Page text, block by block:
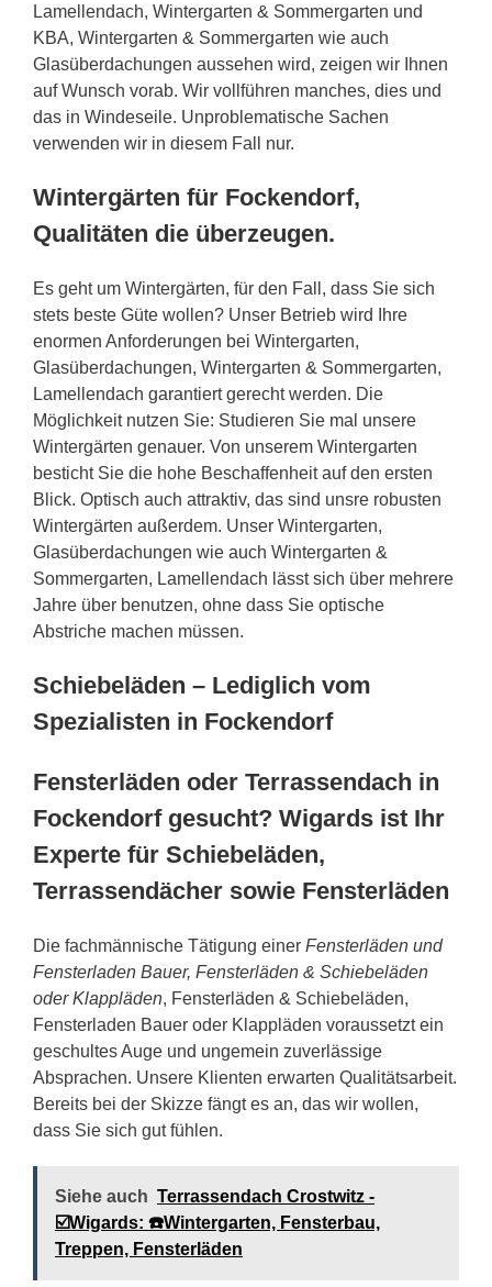
Lamellendach, Wintergarten & Sommergarten und
KBA, Wintergarten & Sommergarten wie auch
Glasüberdachungen aussehen wird, zeigen wir Ihnen
auf Wunsch vorab. Wir vollführen manches, dies und
das in Windeseile. Unproblematische Sachen
verwenden wir in diesem Fall nur.
Wintergärten für Fockendorf,
Qualitäten die überzeugen.
Es geht um Wintergärten, für den Fall, dass Sie sich
stets beste Güte wollen? Unser Betrieb wird Ihre
enormen Anforderungen bei Wintergarten,
Glasüberdachungen, Wintergarten & Sommergarten,
Lamellendach garantiert gerecht werden. Die
Möglichkeit nutzen Sie: Studieren Sie mal unsere
Wintergärten genauer. Von unserem Wintergarten
besticht Sie die hohe Beschaffenheit auf den ersten
Blick. Optisch auch attraktiv, das sind unsre robusten
Wintergärten außerdem. Unser Wintergarten,
Glasüberdachungen wie auch Wintergarten &
Sommergarten, Lamellendach lässt sich über mehrere
Jahre über benutzen, ohne dass Sie optische
Abstriche machen müssen.
Schiebeläden – Lediglich vom
Spezialisten in Fockendorf
Fensterläden oder Terrassendach in
Fockendorf gesucht? Wigards ist Ihr
Experte für Schiebeläden,
Terrassendächer sowie Fensterläden
Die fachmännische Tätigung einer Fensterläden und
Fensterladen Bauer, Fensterläden & Schiebeläden
oder Klappläden, Fensterläden & Schiebeläden,
Fensterladen Bauer oder Klappläden voraussetzt ein
geschultes Auge und ungemein zuverlässige
Absprachen. Unsere Klienten erwarten Qualitätsarbeit.
Bereits bei der Skizze fängt es an, das wir wollen,
dass Sie sich gut fühlen.
Siehe auch Terrassendach Crostwitz -
☑️Wigards: ☎️Wintergarten, Fensterbau,
Treppen, Fensterläden